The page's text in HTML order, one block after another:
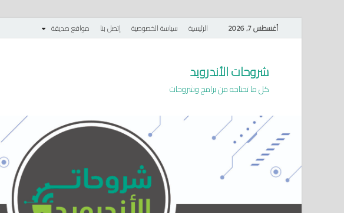
أغسطس 7, 2026 الرئيسية سياسة الخصوصية إتصل بنا مواقع صديقة
شروحات الأندرويد
كل ما تحتاجه من برامج وشروحات